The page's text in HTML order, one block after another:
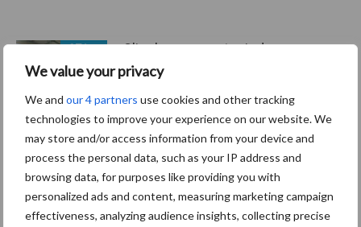
We value your privacy
We and our 4 partners use cookies and other tracking
technologies to improve your experience on our website. We
may store and/or access information from your device and
process the personal data, such as your IP address and
browsing data, for purposes like providing you with
personalized ads and content, measuring marketing campaign
effectiveness, analyzing audience insights, collecting precise
27 jun
Slim boeren met minder
administratie
19 jun
“Niet op gevoel kiezen voor
gesekst sperma, maar op
basis van euro’s”